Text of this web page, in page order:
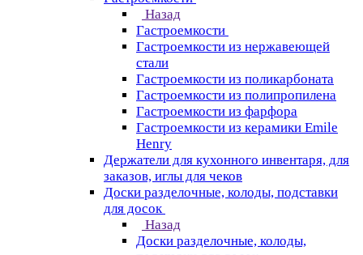
Назад
Гастроемкости
Гастроемкости из нержавеющей
стали
Гастроемкости из поликарбоната
Гастроемкости из полипропилена
Гастроемкости из фарфора
Гастроемкости из керамики Emile
Henry
Держатели для кухонного инвентаря, для
заказов, иглы для чеков
Доски разделочные, колоды, подставки
для досок
Назад
Доски разделочные, колоды,